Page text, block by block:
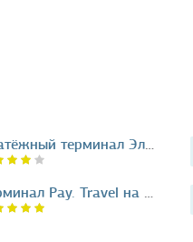
Платёжный терминал Элекснет…
Терминал Pay. Travel на Люблинской…